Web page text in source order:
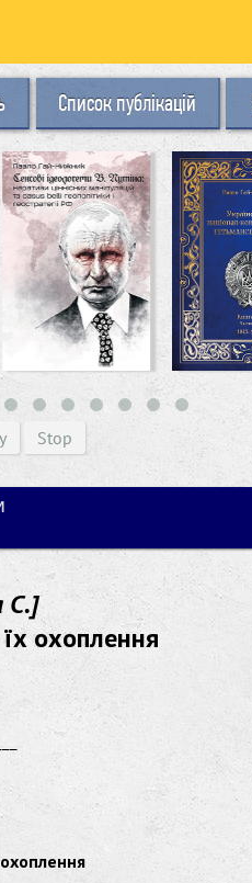
Список публікацій
Stop
С.]
охоплення